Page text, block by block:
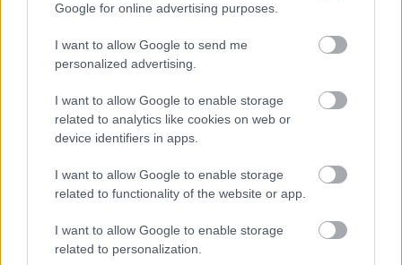
Google for online advertising purposes.
I want to allow Google to send me
personalized advertising.
I want to allow Google to enable storage
related to analytics like cookies on web or
device identifiers in apps.
I want to allow Google to enable storage
related to functionality of the website or app.
I want to allow Google to enable storage
related to personalization.